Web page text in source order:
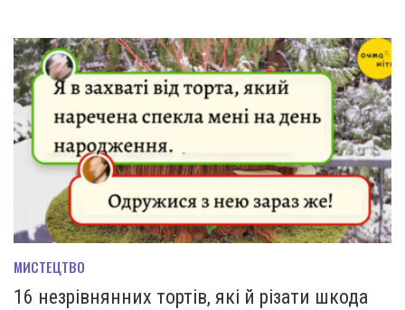
МИСТЕЦТВО
16 незрівнянних тортів, які й різати шкода